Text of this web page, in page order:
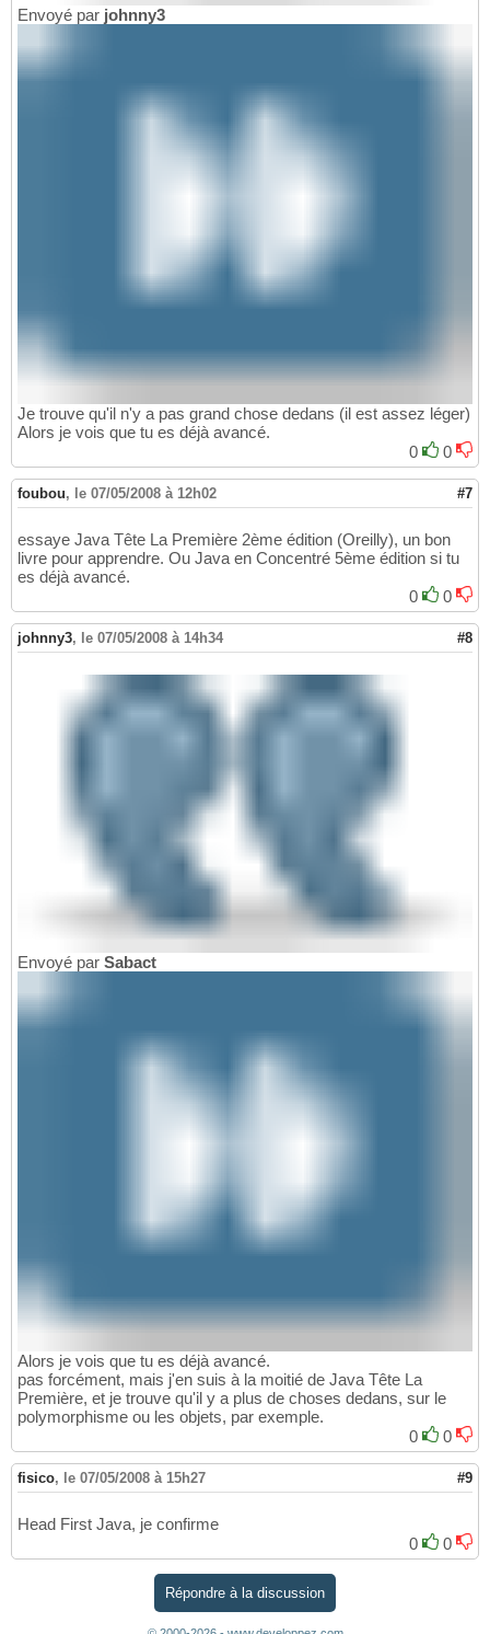
Envoyé par johnny3
Je trouve qu'il n'y a pas grand chose dedans (il est assez léger)
Alors je vois que tu es déjà avancé.
0
0
foubou, le 07/05/2008 à 12h02 #7
essaye Java Tête La Première 2ème édition (Oreilly), un bon
livre pour apprendre. Ou Java en Concentré 5ème édition si tu
es déjà avancé.
0
0
johnny3, le 07/05/2008 à 14h34 #8
Envoyé par Sabact
Alors je vois que tu es déjà avancé.
pas forcément, mais j'en suis à la moitié de Java Tête La
Première, et je trouve qu'il y a plus de choses dedans, sur le
polymorphisme ou les objets, par exemple.
0
0
fisico, le 07/05/2008 à 15h27 #9
Head First Java, je confirme
0
0
Répondre à la discussion